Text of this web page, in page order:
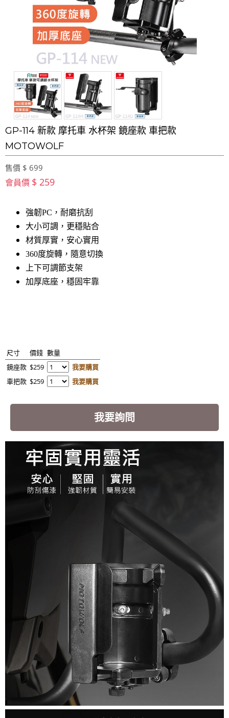
GP-114 新款 摩托車 水杯架 鏡座款 車把款
MOTOWOLF
售價 $ 699
會員價 $ 259
強韌PC，耐磨抗刮
大小可調，更穩貼合
材質厚實，安心實用
360度旋轉，隨意切換
上下可調節支架
加厚底座，穩固牢靠
尺寸 價錢 數量
鏡座款 $259
我要購買
車把款 $259 我要購買
我要詢問